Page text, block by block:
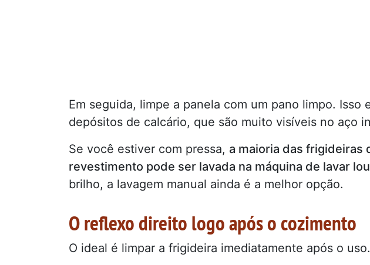
Em seguida, limpe a panela com um pano limpo. Isso
depósitos de calcário, que são muito visíveis no aço
Se você estiver com pressa, a maioria das frigideiras
revestimento pode ser lavada na máquina de lavar
brilho, a lavagem manual ainda é a melhor opção.
O reflexo direito logo após o cozimento
O ideal é limpar a frigideira imediatamente após o uso.